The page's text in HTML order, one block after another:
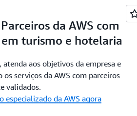
da AWS com
turismo e hotelaria
atenda aos objetivos da empresa e
serviços da AWS com parceiros
validados.
especializado da AWS agora